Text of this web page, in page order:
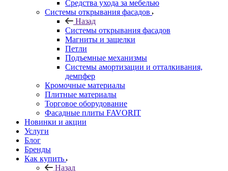
Средства ухода за мебелью
Системы открывания фасадов
Назад
Системы открывания фасадов
Магниты и защелки
Петли
Подъемные механизмы
Системы амортизации и отталкивания,
демпфер
Кромочные материалы
Плитные материалы
Торговое оборудование
Фасадные плиты FAVORIT
Новинки и акции
Услуги
Блог
Бренды
Как купить
Назад